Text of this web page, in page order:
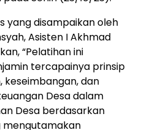
yang disampaikan oleh
Asisten I Akhmad
“Pelatihan ini
tercapainya prinsip
keseimbangan, dan
Desa dalam
Desa berdasarkan
mengutamakan